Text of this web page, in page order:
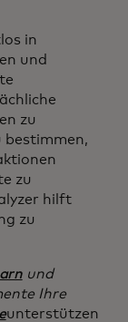
in
und
zu
bestimmen,
zu
hilft
zu
und
Ihre
unterstützen